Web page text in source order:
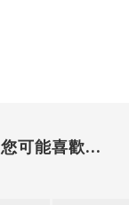
您可能喜歡...